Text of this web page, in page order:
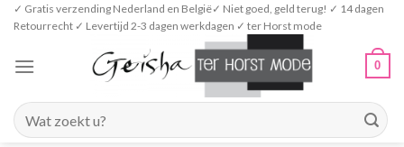
Skip✓ Gratis verzending Nederland en België✓ Niet goed, geld terug! ✓ 14 dagen
Retourrecht ✓ Levertijd 2-3 dagen werkdagen ✓ ter Horst mode
0
Zoeken
naar: